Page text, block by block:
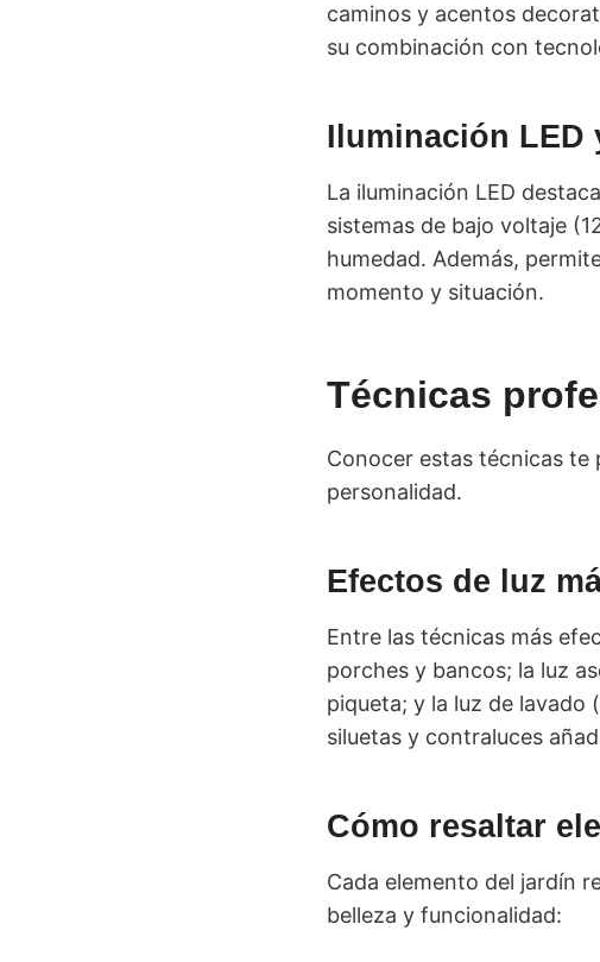
caminos y acentos
su combinación con
Iluminación LED
La iluminación LED
sistemas de bajo voltaje
humedad. Además,
momento y situación.
Técnicas
Conocer estas técnicas te
personalidad.
Efectos de luz
Entre las técnicas más
porches y bancos; la luz
piqueta; y la luz de lavado
siluetas y contraluces
Cómo resaltar
Cada elemento del jardín
belleza y funcionalidad: